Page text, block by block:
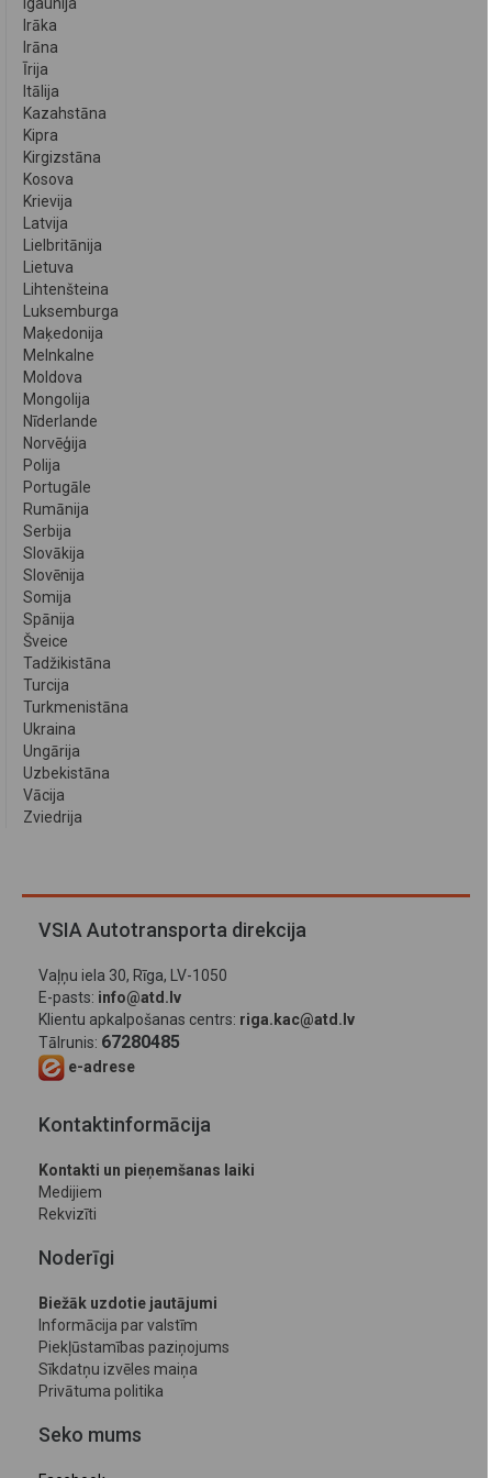
Igaunija
Irāka
Irāna
Īrija
Itālija
Kazahstāna
Kipra
Kirgizstāna
Kosova
Krievija
Latvija
Lielbritānija
Lietuva
Lihtenšteina
Luksemburga
Maķedonija
Melnkalne
Moldova
Mongolija
Nīderlande
Norvēģija
Polija
Portugāle
Rumānija
Serbija
Slovākija
Slovēnija
Somija
Spānija
Šveice
Tadžikistāna
Turcija
Turkmenistāna
Ukraina
Ungārija
Uzbekistāna
Vācija
Zviedrija
VSIA Autotransporta direkcija
Vaļņu iela 30, Rīga, LV-1050
E-pasts: info@atd.lv
Klientu apkalpošanas centrs: riga.kac@atd.lv
Tālrunis: 67280485
e-adrese
Kontaktinformācija
Kontakti un pieņemšanas laiki
Medijiem
Rekvizīti
Noderīgi
Biežāk uzdotie jautājumi
Informācija par valstīm
Piekļūstamības paziņojums
Sīkdatņu izvēles maiņa
Privātuma politika
Seko mums